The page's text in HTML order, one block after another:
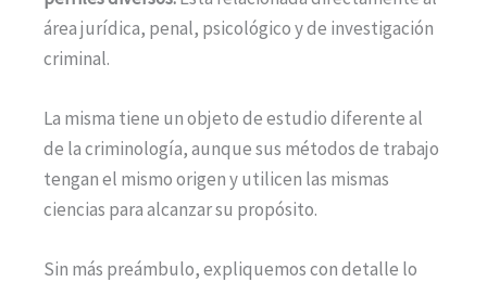
área jurídica, penal, psicológico y de investigación
criminal.
La misma tiene un objeto de estudio diferente al
de la criminología, aunque sus métodos de trabajo
tengan el mismo origen y utilicen las mismas
ciencias para alcanzar su propósito.
Sin más preámbulo, expliquemos con detalle lo